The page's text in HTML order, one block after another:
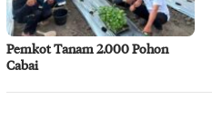
Pemkot Tanam 2.000 Pohon
Cabai